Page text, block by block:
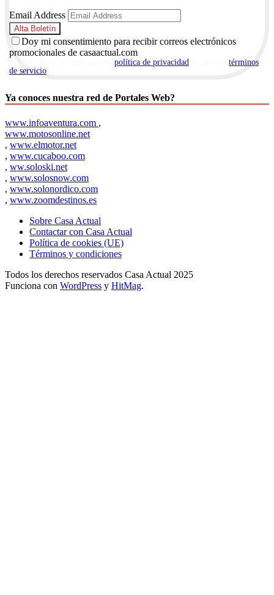
Email Address
Doy mi consentimiento para recibir correos electrónicos
promocionales de casaactual.com
política de privacidad
términos
de servicio
Ya conoces nuestra red de Portales Web?
www.infoaventura.com ,
www.motosonline.net
, www.elmotor.net
, www.cucaboo.com
, ww.soloski.net
, www.solosnow.com
, www.solonordico.com
, www.zoomdestinos.es
Sobre Casa Actual
Contactar con Casa Actual
Política de cookies (UE)
Términos y condiciones
Todos los derechos reservados Casa Actual 2025
Funciona con WordPress y HitMag.